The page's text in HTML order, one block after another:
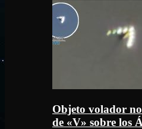
Objeto volador
de «V» sobre los